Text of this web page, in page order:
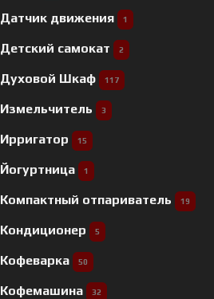
Датчик движения 1
Детский самокат 2
Духовой Шкаф 117
Измельчитель 3
Ирригатор 15
Йогуртница 1
Компактный отпариватель 19
Кондиционер 5
Кофеварка 50
Кофемашина 32